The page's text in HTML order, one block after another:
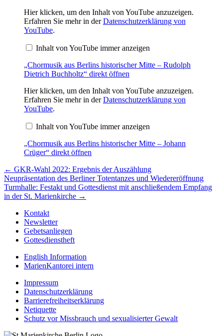
„Chormusik
aus
Berlins
historischer
–
Dietrich
Buchholtz“
von
anzeigen
Hier klicken, um den Inhalt von YouTube anzuzeigen.
Erfahren Sie mehr in derDatenschutzerklärung von
YouTube.
Inhalt von YouTube immer anzeigen
„Chormusik aus Berlins historischer Mitte – Rudolph
Dietrich Buchholtz“ direkt öffnen
„Chormusik
aus
Berlins
historischer
–
Crüger“
von
YouTube
Hier klicken, um den Inhalt von YouTube anzuzeigen.
Erfahren Sie mehr in derDatenschutzerklärung von
YouTube.
Inhalt von YouTube immer anzeigen
„Chormusik aus Berlins historischer Mitte – Johann
Crüger“ direkt öffnen
Beitragsnavigation
← GKR-Wahl 2022: Ergebnis der Auszählung
Neupräsentation des Berliner Totentanzes und Wiedereröffnung
Turmhalle: Festakt und Gottesdienst mit anschließendem Empfang
in der St. Marienkirche →
Kontakt
Newsletter
Gebetsanliegen
Gottesdienstheft
English Information
MarienKantorei intern
Impressum
Datenschutzerklärung
Barrierefreiheitserklärung
Netiquette
Schutz vor Missbrauch und sexualisierter Gewalt